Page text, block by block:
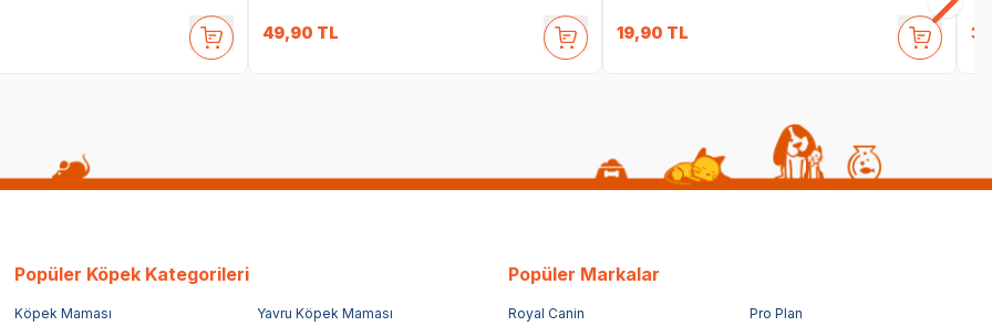
49,90 TL 19,90 TL
Popüler Köpek Kategorileri
Köpek Maması Yavru Köpek Maması
Popüler Markalar
Royal Canin Pro Plan